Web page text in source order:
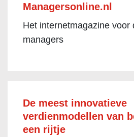
Managersonline.nl
Het internetmagazine voor
managers
De meest innovatieve
verdienmodellen van
een rijtje